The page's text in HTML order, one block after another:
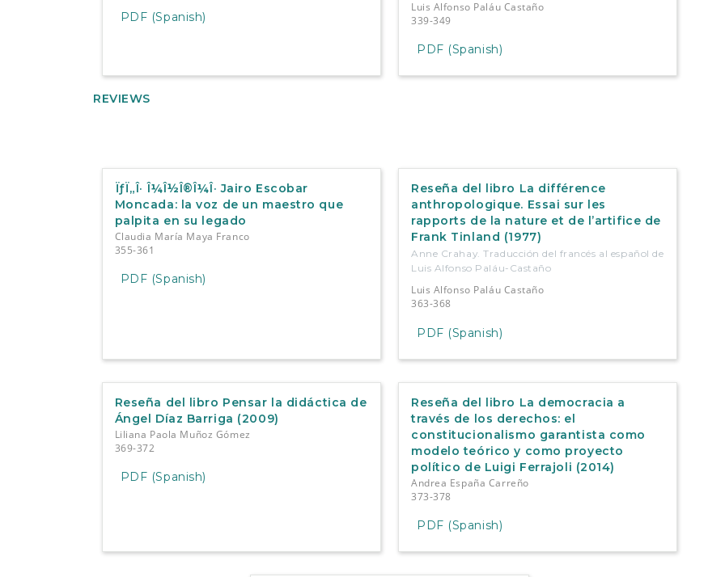
PDF (Spanish)
Luis Alfonso Paláu Castaño
339-349
PDF (Spanish)
REVIEWS
ÏƒÏ„Î· Î¼Î½Î®Î¼Î· Jairo Escobar
Moncada: la voz de un maestro que
palpita en su legado
Claudia María Maya Franco
355-361
PDF (Spanish)
Reseña del libro La différence
anthropologique. Essai sur les
rapports de la nature et de l’artifice de
Frank Tinland (1977)
Anne Crahay. Traducción del francés al español de
Luis Alfonso Paláu-Castaño
Luis Alfonso Paláu Castaño
363-368
PDF (Spanish)
Reseña del libro Pensar la didáctica de
Ángel Díaz Barriga (2009)
Liliana Paola Muñoz Gómez
369-372
PDF (Spanish)
Reseña del libro La democracia a
través de los derechos: el
constitucionalismo garantista como
modelo teórico y como proyecto
político de Luigi Ferrajoli (2014)
Andrea España Carreño
373-378
PDF (Spanish)